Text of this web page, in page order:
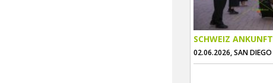
SCHWEIZ ANKUNFT
02.06.2026, SAN DIEGO